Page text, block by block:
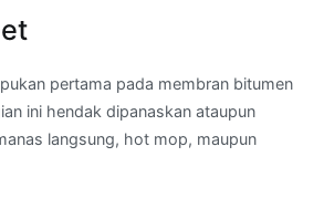
pertama pada membran bitumen
ini hendak dipanaskan ataupun
langsung, hot mop, maupun